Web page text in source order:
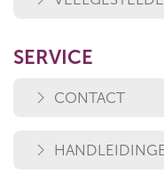
SERVICE
CONTACT